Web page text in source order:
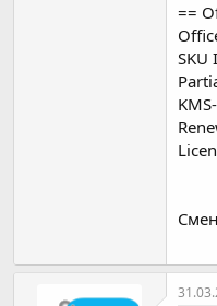
==
SKU